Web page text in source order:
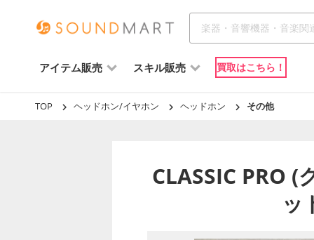
アイテム販売 スキル販売 買取はこちら！
TOP ヘッドホン/イヤホン ヘッドホン その他
CLASSIC PRO
ッ